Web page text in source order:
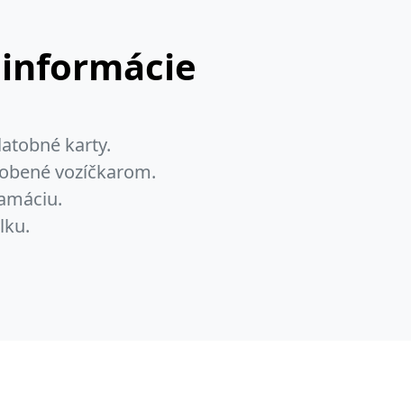
karty.
vozíčkarom.